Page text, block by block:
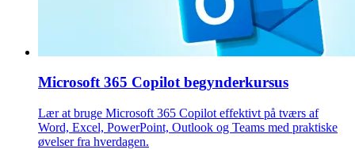
Microsoft 365 Copilot begynderkursus
Lær at bruge Microsoft 365 Copilot effektivt på tværs af
Word, Excel, PowerPoint, Outlook og Teams med praktiske
øvelser fra hverdagen.